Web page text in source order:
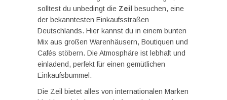
solltest du unbedingt die Zeil
besuchen, eine
der bekanntesten Einkaufsstraßen
Deutschlands. Hier kannst du in einem bunten
Mix aus großen Warenhäusern, Boutiquen und
Cafés stöbern. Die Atmosphäre ist lebhaft und
einladend, perfekt für einen gemütlichen
Einkaufsbummel.
Die Zeil bietet alles von internationalen Marken